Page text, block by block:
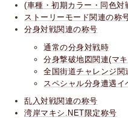
(車種・初期カラー・同色対
ストーリーモード関連の称
分身対戦関連の称号
通常の分身対戦時
分身撃破地図関連(マ
全国街道チャレンジ関
スペシャル分身遭遇イ
乱入対戦関連の称号
湾岸マキシ.NET限定称号